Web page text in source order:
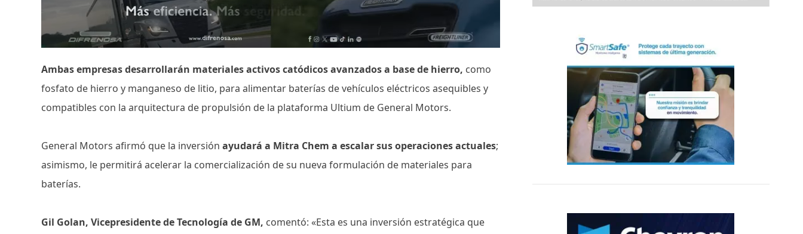
Ambas empresas desarrollarán materiales activos catódicos avanzados a base de hierro, como
fosfato de hierro y manganeso de litio, para alimentar baterías de vehículos eléctricos asequibles y
compatibles con la arquitectura de propulsión de la plataforma Ultium de General Motors.
General Motors afirmó que la inversiónayudará a Mitra Chem a escalar sus operaciones actuales;
asimismo, le permitirá acelerar la comercialización de su nueva formulación de materiales para
baterías.
Gil Golan, Vicepresidente de Tecnología de GM, comentó: «Esta es una inversión estratégica que